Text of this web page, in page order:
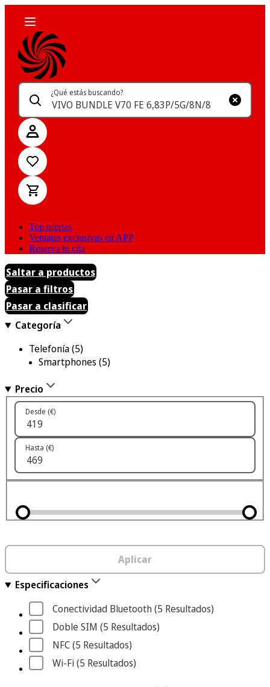
¿Qué estás buscando?
Top ofertas
Ventajas exclusivas en APP
Reserva tu cita
Saltar a productos
Pasar a filtros
Pasar a clasificar
Categoría
Telefonía(5)
Smartphones (5)
Precio
Desde (€)
Hasta (€)
Aplicar
Especificaciones
Conectividad Bluetooth (5 Resultados)
Doble SIM (5 Resultados)
NFC (5 Resultados)
Wi-Fi (5 Resultados)